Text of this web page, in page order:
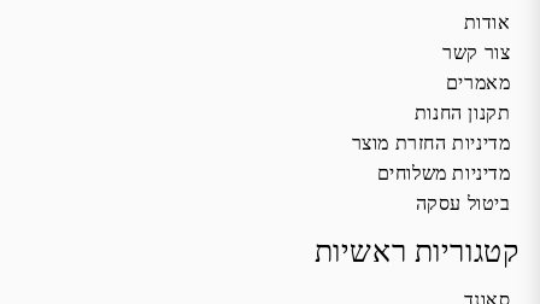
אודות
צור קשר
מאמרים
תקנון החנות
מדיניות החזרת מוצר
מדיניות משלוחים
ביטול עסקה
קטגוריות ראשיות